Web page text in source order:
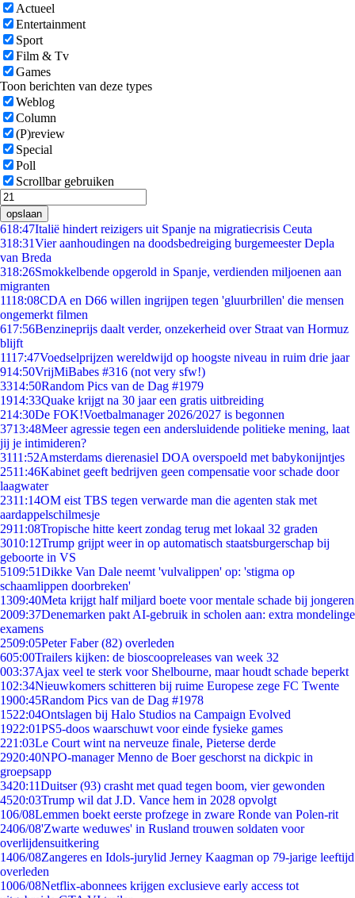
Actueel
Entertainment
Sport
Film & Tv
Games
Toon berichten van deze types
Weblog
Column
(P)review
Special
Poll
Scrollbar gebruiken
opslaan
618:47Italië hindert reizigers uit Spanje na migratiecrisis Ceuta
318:31Vier aanhoudingen na doodsbedreiging burgemeester Depla
van Breda
318:26Smokkelbende opgerold in Spanje, verdienden miljoenen aan
migranten
1118:08CDA en D66 willen ingrijpen tegen 'gluurbrillen' die mensen
ongemerkt filmen
617:56Benzineprijs daalt verder, onzekerheid over Straat van Hormuz
blijft
1117:47Voedselprijzen wereldwijd op hoogste niveau in ruim drie jaar
914:50VrijMiBabes #316 (not very sfw!)
3314:50Random Pics van de Dag #1979
1914:33Quake krijgt na 30 jaar een gratis uitbreiding
214:30De FOK!Voetbalmanager 2026/2027 is begonnen
3713:48Meer agressie tegen een andersluidende politieke mening, laat
jij je intimideren?
3111:52Amsterdams dierenasiel DOA overspoeld met babykonijntjes
2511:46Kabinet geeft bedrijven geen compensatie voor schade door
laagwater
2311:14OM eist TBS tegen verwarde man die agenten stak met
aardappelschilmesje
2911:08Tropische hitte keert zondag terug met lokaal 32 graden
3010:12Trump grijpt weer in op automatisch staatsburgerschap bij
geboorte in VS
5109:51Dikke Van Dale neemt 'vulvalippen' op: 'stigma op
schaamlippen doorbreken'
1309:40Meta krijgt half miljard boete voor mentale schade bij jongeren
2009:37Denemarken pakt AI-gebruik in scholen aan: extra mondelinge
examens
2509:05Peter Faber (82) overleden
605:00Trailers kijken: de bioscoopreleases van week 32
003:37Ajax veel te sterk voor Shelbourne, maar houdt schade beperkt
102:34Nieuwkomers schitteren bij ruime Europese zege FC Twente
1900:45Random Pics van de Dag #1978
1522:04Ontslagen bij Halo Studios na Campaign Evolved
1922:01PS5-doos waarschuwt voor einde fysieke games
221:03Le Court wint na nerveuze finale, Pieterse derde
2920:40NPO-manager Menno de Boer geschorst na dickpic in
groepsapp
3420:11Duitser (93) crasht met quad tegen boom, vier gewonden
4520:03Trump wil dat J.D. Vance hem in 2028 opvolgt
106/08Lemmen boekt eerste profzege in zware Ronde van Polen-rit
2406/08'Zwarte weduwes' in Rusland trouwen soldaten voor
overlijdensuitkering
1406/08Zangeres en Idols-jurylid Jerney Kaagman op 79-jarige leeftijd
overleden
1006/08Netflix-abonnees krijgen exclusieve early access tot